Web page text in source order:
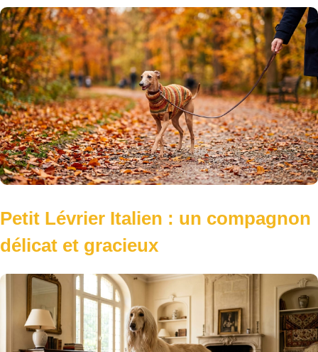
Petit Lévrier Italien : un compagnon
délicat et gracieux